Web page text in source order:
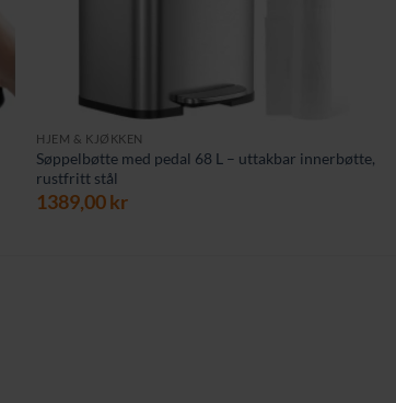
HJEM & KJØKKEN
Søppelbøtte med pedal 68 L – uttakbar innerbøtte,
rustfritt stål
1389,00kr